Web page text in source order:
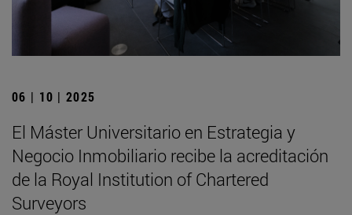
06 | 10 | 2025
El Máster Universitario en Estrategia y
Negocio Inmobiliario recibe la acreditación
de la Royal Institution of Chartered
Surveyors